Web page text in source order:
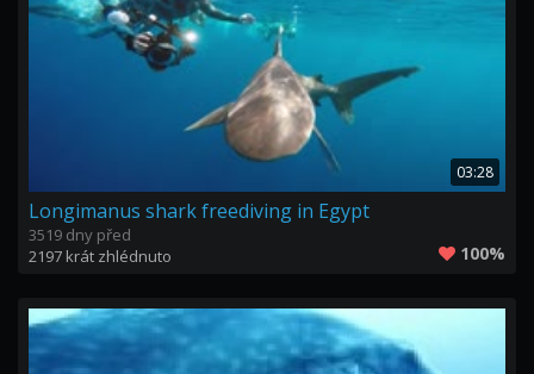
03:28
Longimanus shark freediving in Egypt
3519 dny před
2197 krát zhlédnuto
100%